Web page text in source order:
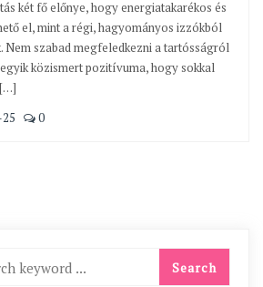
két fő előnye, hogy energiatakarékos és
el, mint a régi, hagyományos izzókból
szabad megfeledkezni a tartósságról
közismert pozitívuma, hogy sokkal
0